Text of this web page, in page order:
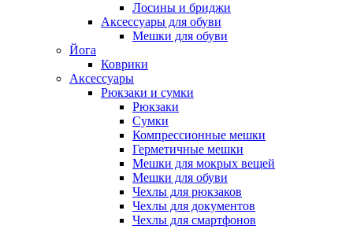
Лосины и бриджи
Аксессуары для обуви
Мешки для обуви
Йога
Коврики
Аксессуары
Рюкзаки и сумки
Рюкзаки
Сумки
Компрессионные мешки
Герметичные мешки
Мешки для мокрых вещей
Мешки для обуви
Чехлы для рюкзаков
Чехлы для документов
Чехлы для смартфонов